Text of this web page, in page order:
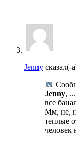
Jenny сказал(-
Jenny,
все
Мм, не,
теплые
человек